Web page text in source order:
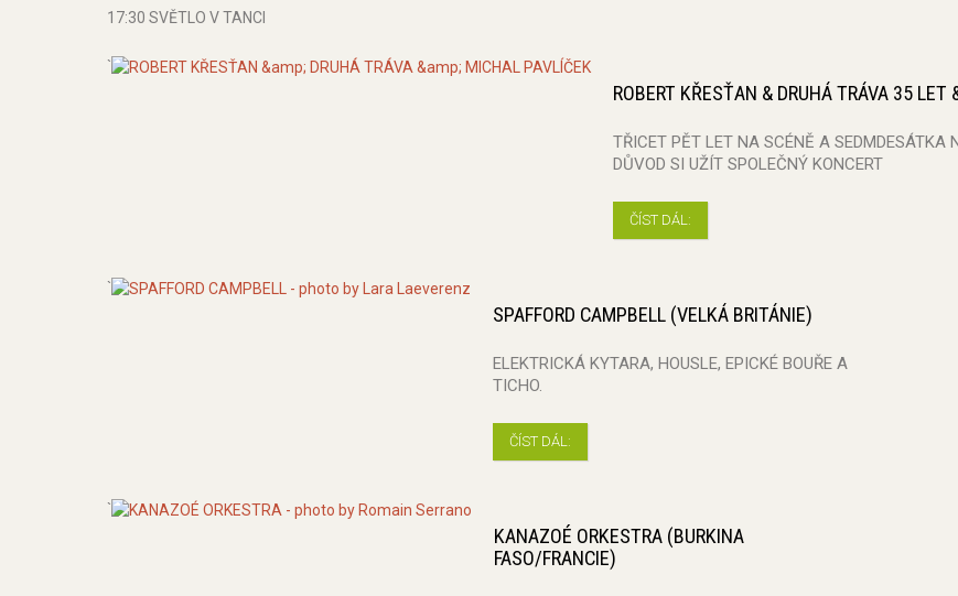
17:30 SVĚTLO V TANCI
`
ROBERT KŘESŤAN & DRUHÁ TRÁVA 35 LET
TŘICET PĚT LET NA SCÉNĚ A SEDMDESÁTKA
DŮVOD SI UŽÍT SPOLEČNÝ KONCERT
ČÍST DÁL:
`
SPAFFORD CAMPBELL (VELKÁ BRITÁNIE)
ELEKTRICKÁ KYTARA, HOUSLE, EPICKÉ BOUŘE A
TICHO.
ČÍST DÁL:
`
KANAZOÉ ORKESTRA (BURKINA
FASO/FRANCIE)